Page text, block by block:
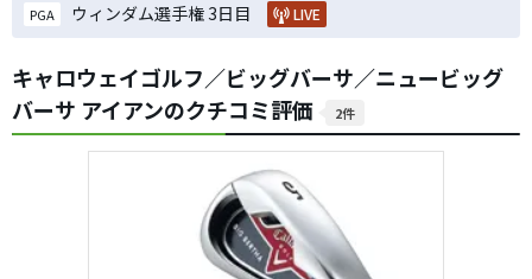
PGA ウィンダム選手権 3日目 LIVE
キャロウェイゴルフ／ビッグバーサ／ニュービッグ
バーサ アイアンのクチコミ評価
2件